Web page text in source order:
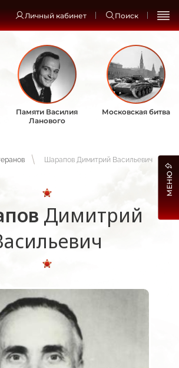
Личный кабинет Поиск
Памяти Василия
Ланового
Московская битва
Шарапов Димитрий Васильевич
Димитрий
МЕНЮ